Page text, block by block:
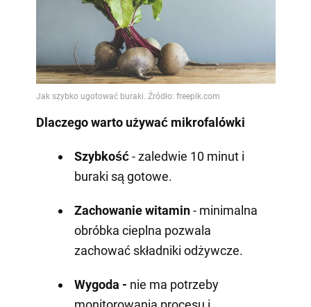
Dlaczego warto używać mikrofalówki
Szybkość- zaledwie 10 minut i
buraki są gotowe.
Zachowanie witamin- minimalna
obróbka cieplna pozwala
zachować składniki odżywcze.
Wygoda - nie ma potrzeby